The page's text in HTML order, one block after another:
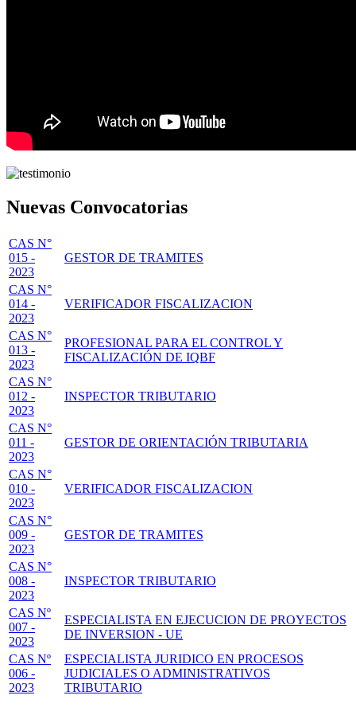
Nuevas Convocatorias
CAS N°
015 -
2023
GESTOR DE TRAMITES
CAS N°
014 -
2023
VERIFICADOR FISCALIZACION
CAS N°
013 -
2023
PROFESIONAL PARA EL CONTROL Y
FISCALIZACIÓN DE IQBF
CAS N°
012 -
2023
INSPECTOR TRIBUTARIO
CAS N°
011 -
2023
GESTOR DE ORIENTACIÓN TRIBUTARIA
CAS N°
010 -
2023
VERIFICADOR FISCALIZACION
CAS N°
009 -
2023
GESTOR DE TRAMITES
CAS N°
008 -
2023
INSPECTOR TRIBUTARIO
CAS Nº
007 -
2023
ESPECIALISTA EN EJECUCION DE PROYECTOS
DE INVERSION - UE
CAS Nº
006 -
2023
ESPECIALISTA JURIDICO EN PROCESOS
JUDICIALES O ADMINISTRATIVOS
TRIBUTARIO